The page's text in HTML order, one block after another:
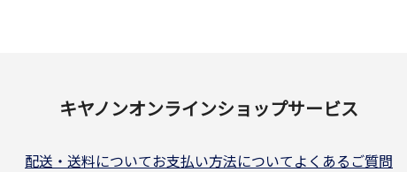
キヤノンオンラインショップサービス
配送・送料についてお支払い方法についてよくあるご質問